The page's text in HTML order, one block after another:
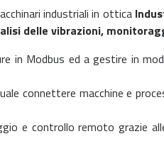
industriali in ottica
delle vibrazioni,
in Modbus ed a gestire in
connettere macchine e
e controllo remoto grazie